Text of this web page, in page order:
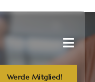
Werde Mitglied!